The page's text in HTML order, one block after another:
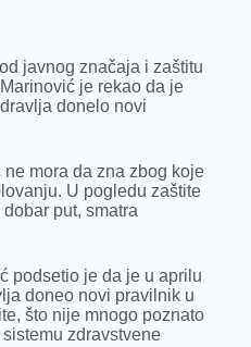
r
s
A
l
javnog značaja i zaštitu
je rekao da je
donelo novi
mora da zna zbog koje
U pogledu zaštite
put, smatra
podsetio je da je u aprilu
doneo novi pravilnik u
što nije mnogo poznato
zdravstvene